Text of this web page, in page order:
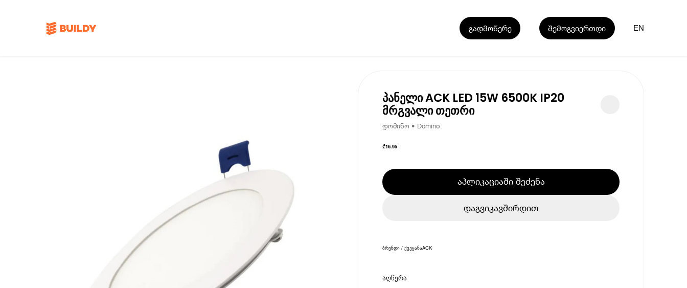
გადმოწერე შემოგვიერთდი EN
პანელი ACK LED 15W 6500K IP20
მრგვალი თეთრი
დომინო • Domino
₾16.95
აპლიკაციაში შეძენა
დაგვიკავშირდით
ბრენდი / ქვეყანაACK
აღწერა